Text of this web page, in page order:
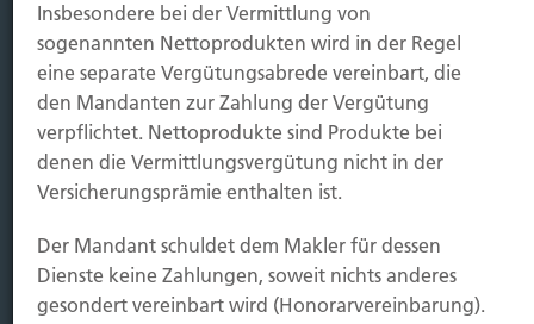
Hubert Brück KG| Inhaber: Dipl. Ökonom Johannes
Brück | Kapellstraße 2 | 40479 Düsseldorf
Telefon:0211-490066 |Fax:0211-4911125 |E-Mail:
brueck@brueckkg.de
Kontaktformular
© Hubert Brück KG
Insbesondere bei der Vermittlung von
sogenannten Nettoprodukten wird in der Regel
eine separate Vergütungsabrede vereinbart, die
den Mandanten zur Zahlung der Vergütung
verpflichtet. Nettoprodukte sind Produkte bei
denen die Vermittlungsvergütung nicht in der
Versicherungsprämie enthalten ist.
Der Mandant schuldet dem Makler für dessen
Dienste keine Zahlungen, soweit nichts anderes
gesondert vereinbart wird (Honorarvereinbarung).